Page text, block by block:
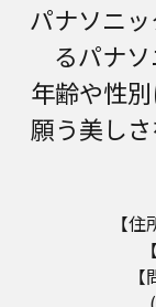
パナソニ
るパナ
年齢や性
願う美し
【